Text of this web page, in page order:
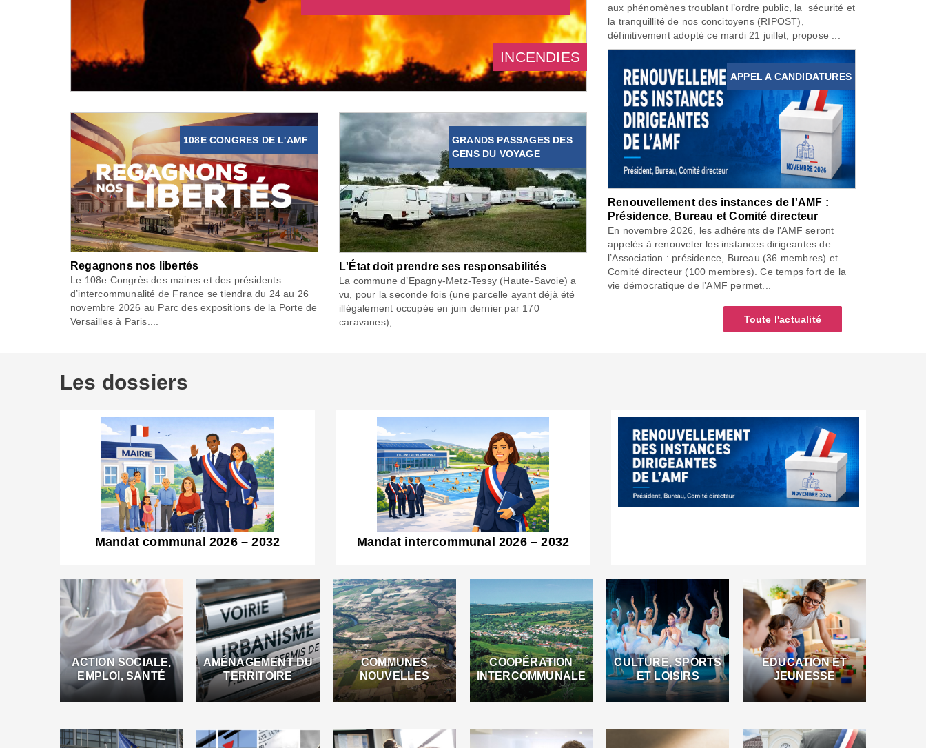
INCENDIES
108E CONGRES DE L'AMF
Regagnons nos libertés
Le 108e Congrès des maires et des présidents
d’intercommunalité de France se tiendra du 24 au 26
novembre 2026 au Parc des expositions de la Porte de
Versailles à Paris....
GRANDS PASSAGES DES
GENS DU VOYAGE
L'État doit prendre ses responsabilités
La commune d’Epagny-Metz-Tessy (Haute-Savoie) a
vu, pour la seconde fois (une parcelle ayant déjà été
illégalement occupée en juin dernier par 170
caravanes),...
aux phénomènes troublant l’ordre public, la sécurité et
la tranquillité de nos concitoyens (RIPOST),
définitivement adopté ce mardi 21 juillet, propose ...
APPEL A CANDIDATURES
Renouvellement des instances de l'AMF :
Présidence, Bureau et Comité directeur
En novembre 2026, les adhérents de l'AMF seront
appelés à renouveler les instances dirigeantes de
l’Association : présidence, Bureau (36 membres) et
Comité directeur (100 membres). Ce temps fort de la
vie démocratique de l’AMF permet...
Toute l'actualité
Les dossiers
Mandat communal 2026 – 2032 Mandat intercommunal 2026 – 2032
ACTION SOCIALE,
EMPLOI, SANTÉ
AMÉNAGEMENT DU
TERRITOIRE
COMMUNES
NOUVELLES
COOPÉRATION
INTERCOMMUNALE
CULTURE, SPORTS
ET LOISIRS
EDUCATION ET
JEUNESSE